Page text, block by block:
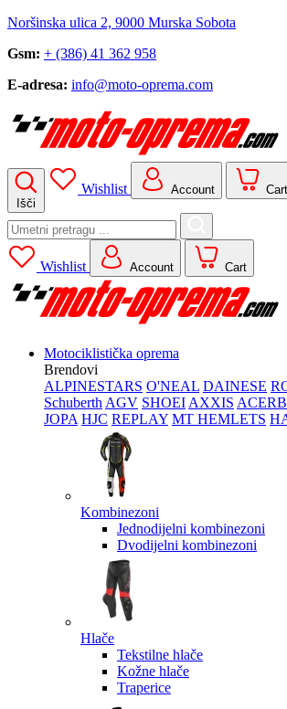
Noršinska ulica 2, 9000 Murska Sobota
Gsm: + (386) 41 362 958
E-adresa: info@moto-oprema.com
Išči
Wishlist Account Cart
Search
for:
Wishlist
Account Cart
Motociklistička oprema
Brendovi
ALPINESTARS O'NEAL DAINESE
Schuberth AGV SHOEI AXXIS
JOPA HJC REPLAY MT HEMLETS
Kombinezoni
Jednodijelni kombinezoni
Dvodijelni kombinezoni
Hlače
Tekstilne hlače
Kožne hlače
Traperice